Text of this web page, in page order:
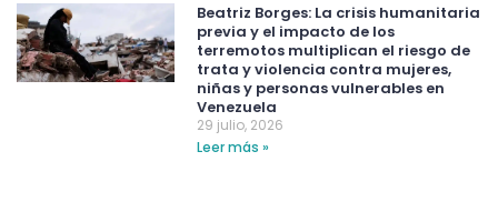
Beatriz Borges: La crisis humanitaria
previa y el impacto de los
terremotos multiplican el riesgo de
trata y violencia contra mujeres,
niñas y personas vulnerables en
Venezuela
29 julio, 2026
Leer más »